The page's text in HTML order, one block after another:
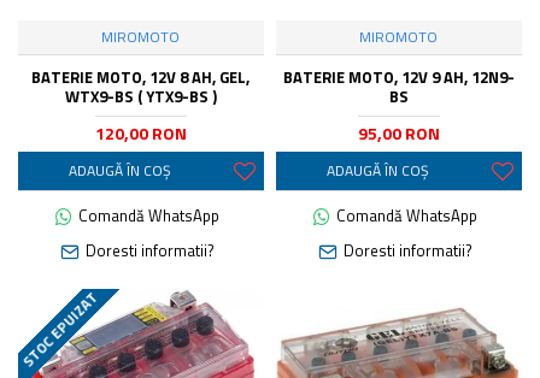
MIROMOTO
BATERIE MOTO, 12V 8 AH, GEL,
WTX9-BS ( YTX9-BS )
120,00 RON
ADAUGĂ ÎN COŞ
Comandă WhatsApp
Doresti informatii?
MIROMOTO
BATERIE MOTO, 12V 9 AH, 12N9-
BS
95,00 RON
ADAUGĂ ÎN COŞ
Comandă WhatsApp
Doresti informatii?
STOC EPUIZAT